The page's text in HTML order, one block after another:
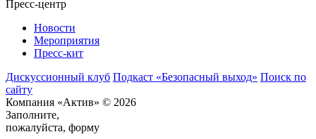
Пресс-центр
Новости
Мероприятия
Пресс-кит
Дискуссионный клуб Подкаст «Безопасный выход» Поиск по
сайту
Компания «Актив» © 2026
Заполните,
пожалуйста, форму